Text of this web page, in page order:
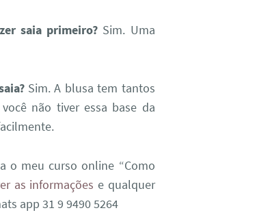
saia primeiro? Sim. Uma
Sim. A blusa tem tantos
não tiver essa base da
o meu curso online “Como
as informações e qualquer
app 31 9 9490 5264